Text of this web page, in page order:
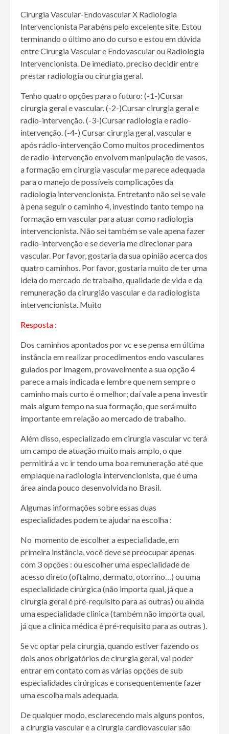
Cirurgia Vascular-Endovascular X Radiologia
Intervencionista Parabéns pelo excelente site. Estou
terminando o último ano do curso e estou em dúvida
entre Cirurgia Vascular e Endovascular ou Radiologia
Intervencionista. De imediato, preciso decidir entre
prestar radiologia ou cirurgia geral.
Tenho quatro opções para o futuro: (-1-)Cursar
cirurgia geral e vascular. (-2-)Cursar cirurgia geral e
radio-intervenção. (-3-)Cursar radiologia e radio-
intervenção. (-4-) Cursar cirurgia geral, vascular e
após rádio-intervenção Como muitos procedimentos
de radio-intervenção envolvem manipulação de vasos,
a formação em cirurgia vascular me parece adequada
para o manejo de possíveis complicações da
radiologia intervencionista. Entretanto não sei se vale
à pena seguir o caminho 4, investindo tanto tempo na
formação em vascular para atuar como radiologia
intervencionista. Não sei também se vale apena fazer
radio-intervenção e se deveria me direcionar para
vascular. Por favor, gostaria da sua opinião acerca dos
quatro caminhos. Por favor, gostaria muito de ter uma
ideia do mercado de trabalho, qualidade de vida e da
remuneração da cirurgião vascular e da radiologista
intervencionista. Muito
Resposta :
Dos caminhos apontados por vc e se pensa em última
instância em realizar procedimentos endo vasculares
guiados por imagem, provavelmente a sua opção 4
parece a mais indicada e lembre que nem sempre o
caminho mais curto é o melhor; daí vale a pena investir
mais algum tempo na sua formação, que será muito
importante em relação ao mercado de trabalho.
Além disso, especializado em cirurgia vascular vc terá
um campo de atuação muito mais amplo, o que
permitirá a vc ir tendo uma boa remuneração até que
emplaque na radiologia intervencionista, que é uma
área ainda pouco desenvolvida no Brasil.
Algumas informações sobre essas duas
especialidades podem te ajudar na escolha :
No momento de escolher a especialidade, em
primeira instância, você deve se preocupar apenas
com 3 opções : ou escolher uma especialidade de
acesso direto (oftalmo, dermato, otorrino…) ou uma
especialidade cirúrgica (não importa qual, já que a
cirurgia geral é pré-requisito para as outras) ou ainda
uma especialidade clinica (também não importa qual,
já que a clinica médica é pré-requisito para as outras ).
Se vc optar pela cirurgia, quando estiver fazendo os
dois anos obrigatórios de cirurgia geral, vai poder
entrar em contato com as várias opções de sub
especialidades cirúrgicas e consequentemente fazer
uma escolha mais adequada.
De qualquer modo, esclarecendo mais alguns pontos,
a cirurgia vascular e a cirurgia cardiovascular são